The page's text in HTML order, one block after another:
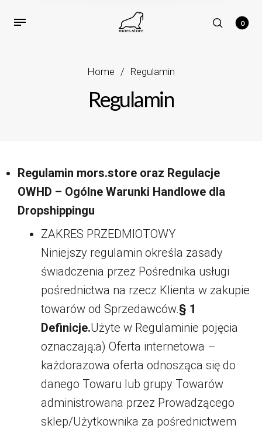
0
Home / Regulamin
Regulamin
Regulamin mors.store oraz Regulacje
OWHD – Ogólne Warunki Handlowe dla
Dropshippingu
ZAKRES PRZEDMIOTOWY
Niniejszy regulamin określa zasady
świadczenia przez Pośrednika usługi
pośrednictwa na rzecz Klienta w zakupie
towarów od Sprzedawców.§ 1
Definicje.Użyte w Regulaminie pojęcia
oznaczają:a) Oferta internetowa –
każdorazowa oferta odnosząca się do
danego Towaru lub grupy Towarów
administrowana przez Prowadzącego
sklep/Użytkownika za pośrednictwem